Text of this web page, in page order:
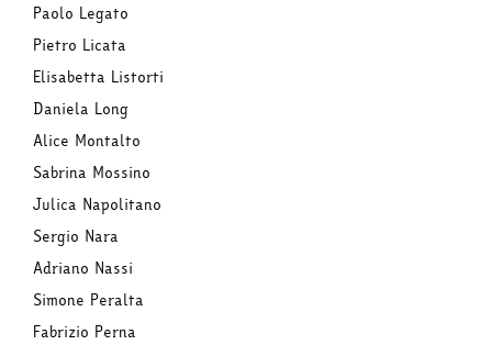
Paolo Legato
Pietro Licata
Elisabetta Listorti
Daniela Long
Alice Montalto
Sabrina Mossino
Julica Napolitano
Sergio Nara
Adriano Nassi
Simone Peralta
Fabrizio Perna